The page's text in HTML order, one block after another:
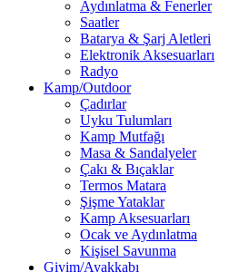
Aydınlatma & Fenerler
Saatler
Batarya & Şarj Aletleri
Elektronik Aksesuarları
Radyo
Kamp/Outdoor
Çadırlar
Uyku Tulumları
Kamp Mutfağı
Masa & Sandalyeler
Çakı & Bıçaklar
Termos Matara
Şişme Yataklar
Kamp Aksesuarları
Ocak ve Aydınlatma
Kişisel Savunma
Giyim/Ayakkabı